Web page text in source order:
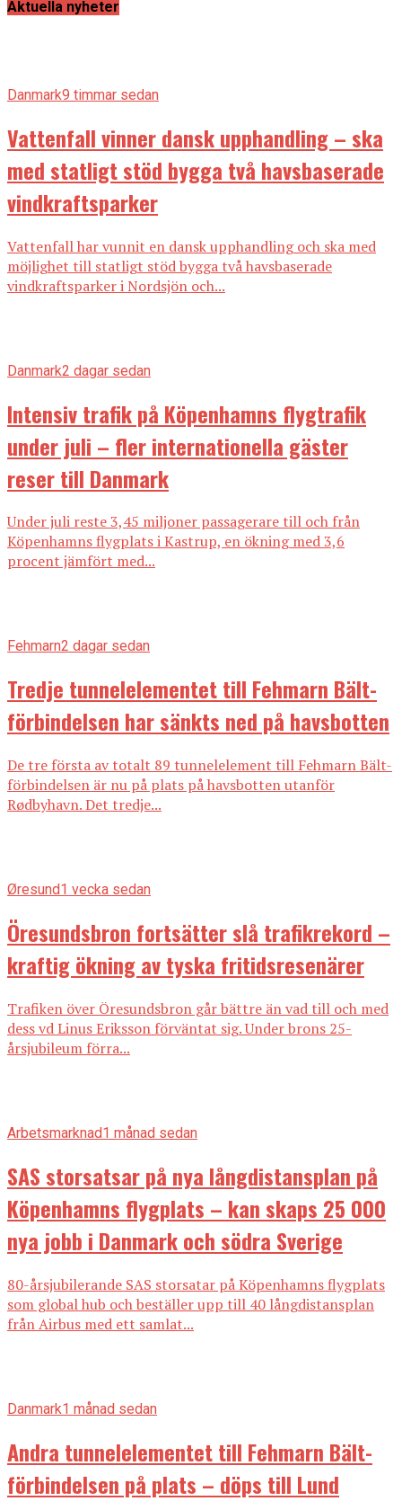
Aktuella nyheter
Danmark9 timmar sedan
Vattenfall vinner dansk upphandling – ska
med statligt stöd bygga två havsbaserade
vindkraftsparker
Vattenfall har vunnit en dansk upphandling och ska med
möjlighet till statligt stöd bygga två havsbaserade
vindkraftsparker i Nordsjön och...
Danmark2 dagar sedan
Intensiv trafik på Köpenhamns flygtrafik
under juli – fler internationella gäster
reser till Danmark
Under juli reste 3,45 miljoner passagerare till och från
Köpenhamns flygplats i Kastrup, en ökning med 3,6
procent jämfört med...
Fehmarn2 dagar sedan
Tredje tunnelelementet till Fehmarn Bält-
förbindelsen har sänkts ned på havsbotten
De tre första av totalt 89 tunnelelement till Fehmarn Bält-
förbindelsen är nu på plats på havsbotten utanför
Rødbyhavn. Det tredje...
Øresund1 vecka sedan
Öresundsbron fortsätter slå trafikrekord –
kraftig ökning av tyska fritidsresenärer
Trafiken över Öresundsbron går bättre än vad till och med
dess vd Linus Eriksson förväntat sig. Under brons 25-
årsjubileum förra...
Arbetsmarknad1 månad sedan
SAS storsatsar på nya långdistansplan på
Köpenhamns flygplats – kan skaps 25 000
nya jobb i Danmark och södra Sverige
80-årsjubilerande SAS storsatar på Köpenhamns flygplats
som global hub och beställer upp till 40 långdistansplan
från Airbus med ett samlat...
Danmark1 månad sedan
Andra tunnelelementet till Fehmarn Bält-
förbindelsen på plats – döps till Lund